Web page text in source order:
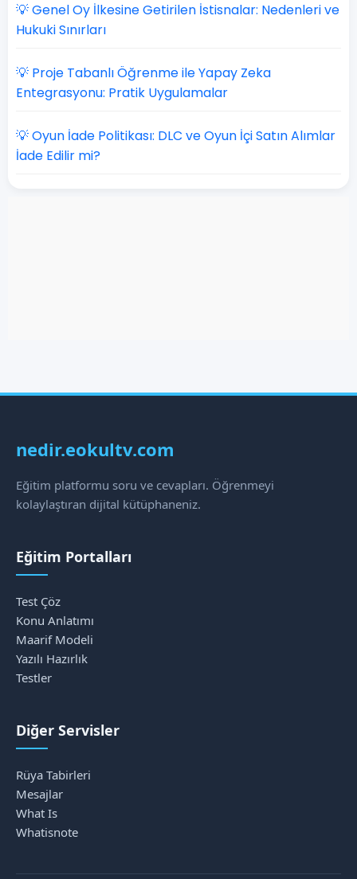
💡 Genel Oy İlkesine Getirilen İstisnalar: Nedenleri ve
Hukuki Sınırları
💡 Proje Tabanlı Öğrenme ile Yapay Zeka
Entegrasyonu: Pratik Uygulamalar
💡 Oyun İade Politikası: DLC ve Oyun İçi Satın Alımlar
İade Edilir mi?
nedir.eokultv.com
Eğitim platformu soru ve cevapları. Öğrenmeyi
kolaylaştıran dijital kütüphaneniz.
Eğitim Portalları
Test Çöz
Konu Anlatımı
Maarif Modeli
Yazılı Hazırlık
Testler
Diğer Servisler
Rüya Tabirleri
Mesajlar
What Is
Whatisnote